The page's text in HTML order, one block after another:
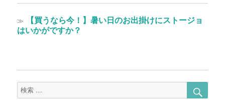
ナ
ビ
ゲ
シ
ョ
ン
の
投
稿:
≫
次
の
【買うなら今！】暑い日のお出掛けにストージョ
はいかがですか？
検
索